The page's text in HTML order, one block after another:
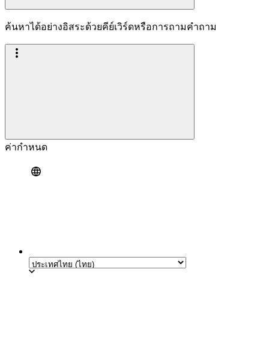
ค้นหาได้อย่างอิสระด้วยคีย์เวิร์ดหรือการถามคำถาม
ค่ากำหนด